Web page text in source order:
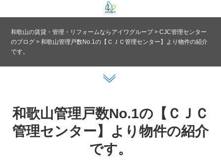
和歌山の賃貸・管理・リフォームならアイワグループ>CJC管理センター
のブログ >和歌山管理戸数No.1の【ＣＪＣ管理センター】より物件の紹介
です。
和歌山管理戸数No.1の【ＣＪＣ
管理センター】より物件の紹介
です。